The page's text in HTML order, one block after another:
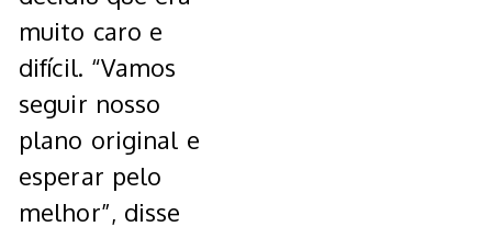
muito caro e
difícil. “Vamos
seguir nosso
plano original e
esperar pelo
melhor”, disse